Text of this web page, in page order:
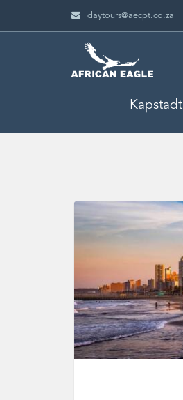
daytours@aecpt.co.za
Kapstadt